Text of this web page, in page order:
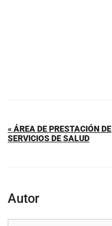
« ÁREA DE PRESTACIÓN DE
SERVICIOS DE SALUD
Autor